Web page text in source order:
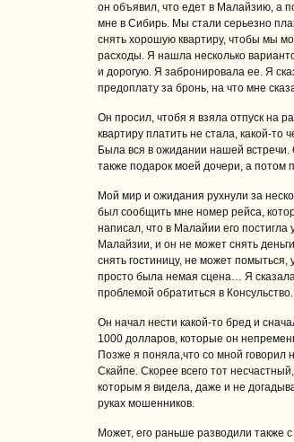
он объявил, что едет в Малайзию, а
мне в Сибирь. Мы стали серьезно
снять хорошую квартиру, чтобы мы
расходы. Я нашла несколько
и дорогую. Я забронировала ее. Я
предоплату за бронь, на что мне
Он просил, чтобя я взяла отпуск на
квартиру платить не стала, какой-то
Была вся в ожидании нашей встречи.
также подарок моей дочери, а потом
Мой мир и ожидания рухнули за
был сообщить мне номер рейса,
написал, что в Малайии его
Малайзии, и он не может снять
снять гостиницу, не может помыться,
просто была немая сцена… Я
проблемой обратиться в Консульство.
Он начал нести какой-то бред и
1000 долларов, которые он
Позже я поняла,что со мной говорил
Скайпе. Скорее всего тот
которым я видела, даже и не
руках мошенников.
Может, его раньше разводили также